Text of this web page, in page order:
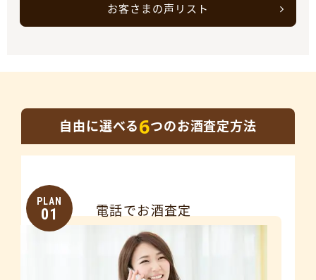
お客さまの声リスト
自由に選べる6つのお酒査定方法
PLAN
01 電話でお酒査定